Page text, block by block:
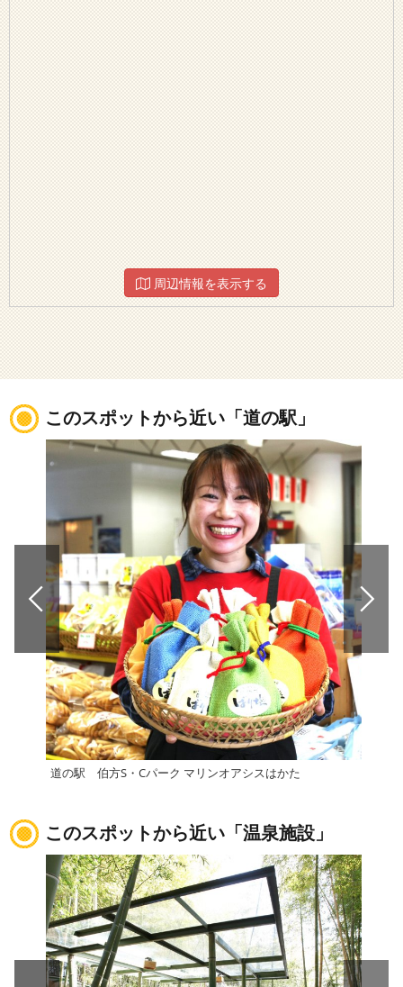
周辺情報を表示する
このスポットから近い「道の駅」
道の駅 伯方S・Cパーク マリンオアシスはかた
このスポットから近い「温泉施設」